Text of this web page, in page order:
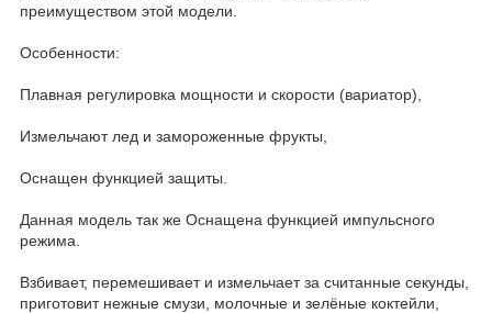
преимуществом этой модели.
Особенности:
Плавная регулировка мощности и скорости (вариатор),
Измельчают лед и замороженные фрукты,
Оснащен функцией защиты.
Данная модель так же Оснащена функцией импульсного
режима.
Взбивает, перемешивает и измельчает за считанные секунды,
приготовит нежные смузи, молочные и зелёные коктейли,